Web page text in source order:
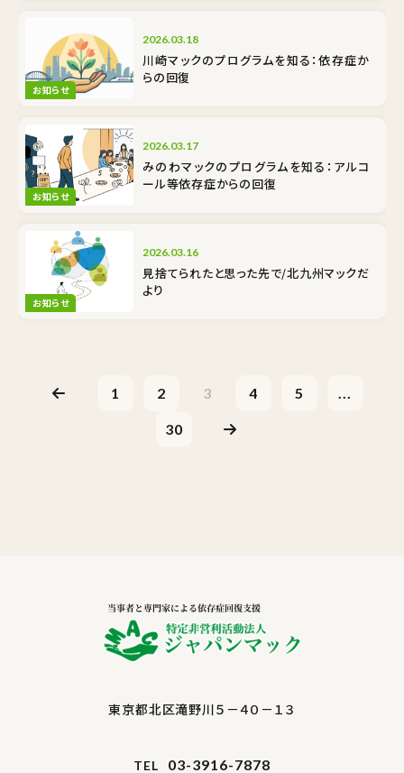
お知らせ
2026.03.18
川崎マックのプログラムを知る：依存症か
らの回復
お知らせ
2026.03.17
みのわマックのプログラムを知る：アルコ
ール等依存症からの回復
お知らせ
2026.03.16
見捨てられたと思った先で/北九州マックだ
より
1 2 3 4 5 ...
30
東京都北区滝野川５－４０－１３
TEL 03-3916-7878